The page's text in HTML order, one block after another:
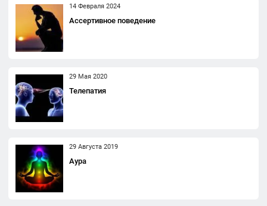
14 Февраля 2024
Ассертивное поведение
29 Мая 2020
Телепатия
29 Августа 2019
Аура